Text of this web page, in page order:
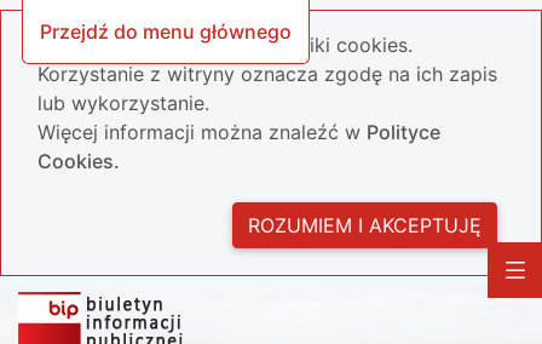
Przejdź do menu głównego
Nasza strona wykorzystuje pliki cookies.
Korzystanie z witryny oznacza zgodę na ich zapis
lub wykorzystanie.
Więcej informacji można znaleźć w Polityce
Cookies.
ROZUMIEM I AKCEPTUJĘ